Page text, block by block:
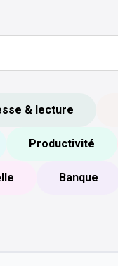
& lecture
Productivité
Banque